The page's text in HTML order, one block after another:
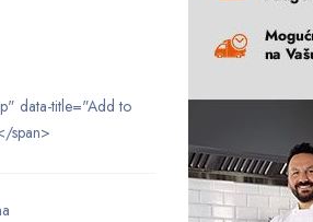
data-title="Add to
span>